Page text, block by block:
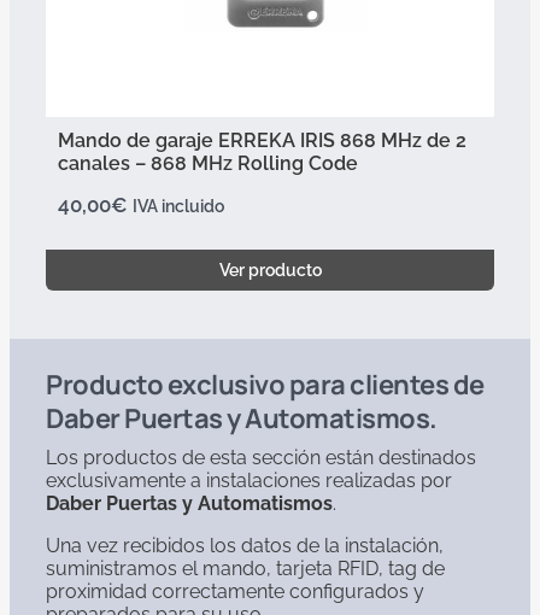
Mando de garaje ERREKA IRIS 868 MHz de 2
canales – 868 MHz Rolling Code
40,00€ IVA incluido
Ver producto
Producto exclusivo para clientes de
Daber Puertas y Automatismos.
Los productos de esta sección están destinados
exclusivamente a instalaciones realizadas por
Daber Puertas y Automatismos.
Una vez recibidos los datos de la instalación,
suministramos el mando, tarjeta RFID, tag de
proximidad correctamente configurados y